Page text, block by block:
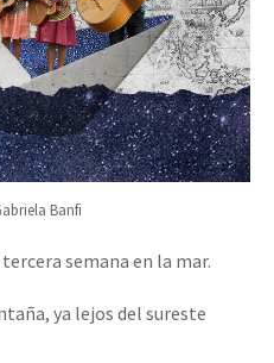
Banfi
semana en la mar.
ya lejos del sureste